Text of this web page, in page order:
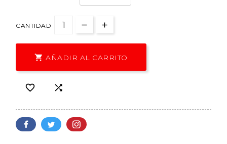
CANTIDAD
 AÑADIR AL CARRITO
 